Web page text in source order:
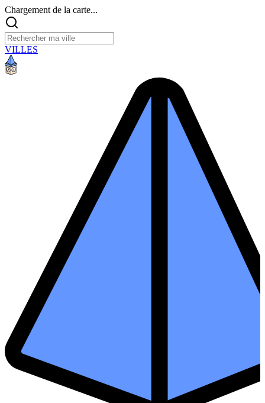
Chargement de la carte...
VILLES